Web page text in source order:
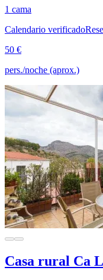
1 cama
Calendario verificado
50 €
pers./noche (aprox.)
Casa rural Ca